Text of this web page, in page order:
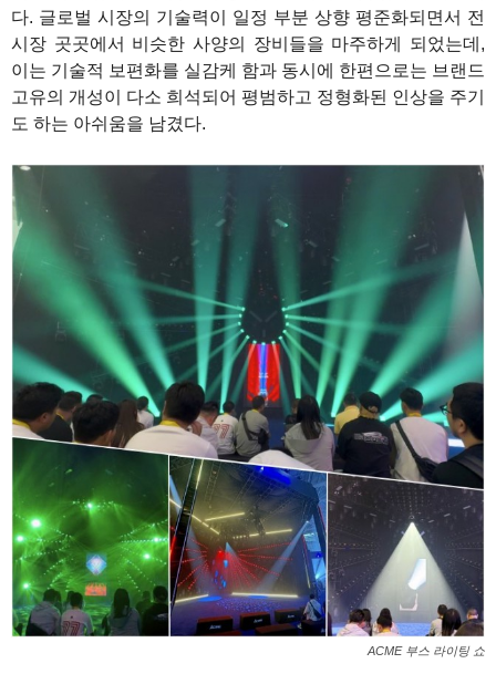
다. 글로벌 시장의 기술력이 일정 부분 상향 평준화되면서 전
시장 곳곳에서 비슷한 사양의 장비들을 마주하게 되었는데,
이는 기술적 보편화를 실감케 함과 동시에 한편으로는 브랜드
고유의 개성이 다소 희석되어 평범하고 정형화된 인상을 주기
도 하는 아쉬움을 남겼다.
ACME 부스 라이팅 쇼